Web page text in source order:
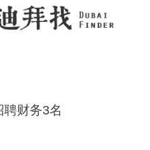
聘财务3名